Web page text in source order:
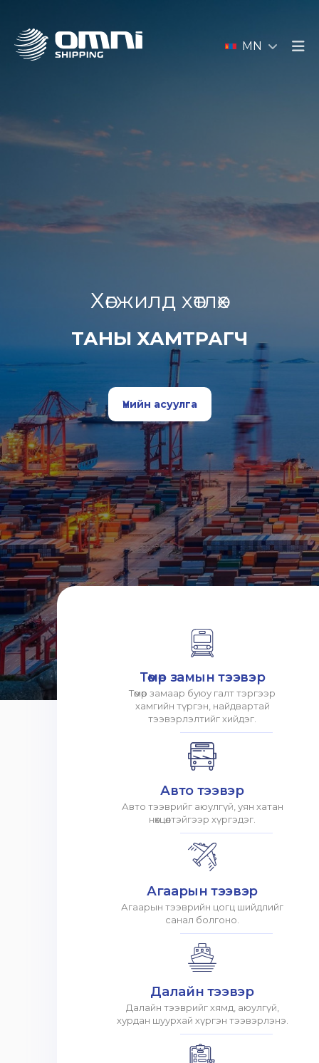
MN
Хөгжилд хөтлөх
ТАНЫ ХАМТРАГЧ
Үнийн асуулга
Төмөр замын тээвэр
Төмөр замаар буюу галт тэргээр
хамгийн түргэн, найдвартай
тээвэрлэлтийг хийдэг.
Авто тээвэр
Авто тээврийг аюулгүй, уян хатан
нөхцөлтэйгээр хүргэдэг.
Агаарын тээвэр
Агаарын тээврийн цогц шийдлийг
санал болгоно.
Далайн тээвэр
Далайн тээврийг хямд, аюулгүй,
хурдан шуурхай хүргэн тээвэрлэнэ.